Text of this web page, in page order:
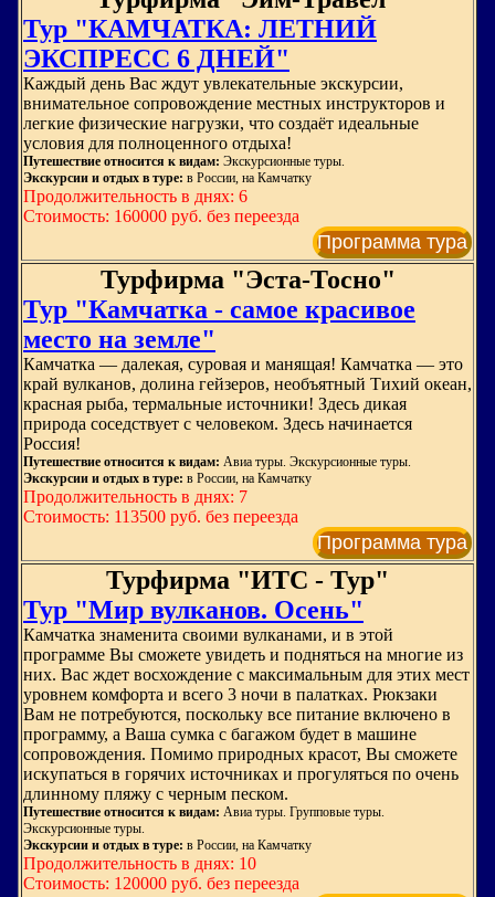
Тур "КАМЧАТКА: ЛЕТНИЙ
ЭКСПРЕСС 6 ДНЕЙ"
Каждый день Вас ждут увлекательные экскурсии,
внимательное сопровождение местных инструкторов и
легкие физические нагрузки, что создаёт идеальные
условия для полноценного отдыха!
Путешествие относится к видам: Экскурсионные туры.
Экскурсии и отдых в туре: в России, на Камчатку
Продолжительность в днях: 6
Стоимость: 160000 руб. без переезда
Программа тура
Турфирма "Эста-Тосно"
Тур "Камчатка - самое красивое
место на земле"
Камчатка — далекая, суровая и манящая! Камчатка — это
край вулканов, долина гейзеров, необъятный Тихий океан,
красная рыба, термальные источники! Здесь дикая
природа соседствует с человеком. Здесь начинается
Россия!
Путешествие относится к видам: Авиа туры. Экскурсионные туры.
Экскурсии и отдых в туре: в России, на Камчатку
Продолжительность в днях: 7
Стоимость: 113500 руб. без переезда
Программа тура
Турфирма "ИТС - Тур"
Тур "Мир вулканов. Осень"
Камчатка знаменита своими вулканами, и в этой
программе Вы сможете увидеть и подняться на многие из
них. Вас ждет восхождение с максимальным для этих мест
уровнем комфорта и всего 3 ночи в палатках. Рюкзаки
Вам не потребуются, поскольку все питание включено в
программу, а Ваша сумка с багажом будет в машине
сопровождения. Помимо природных красот, Вы сможете
искупаться в горячих источниках и прогуляться по очень
длинному пляжу с черным песком.
Путешествие относится к видам: Авиа туры. Групповые туры.
Экскурсионные туры.
Экскурсии и отдых в туре: в России, на Камчатку
Продолжительность в днях: 10
Стоимость: 120000 руб. без переезда